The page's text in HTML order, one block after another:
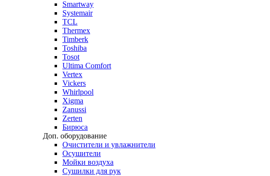
Smartway
Systemair
TCL
Thermex
Timberk
Toshiba
Tosot
Ultima Comfort
Vertex
Vickers
Whirlpool
Xigma
Zanussi
Zerten
Бирюса
Доп. оборудование
Очистители и увлажнители
Осушители
Мойки воздуха
Сушилки для рук